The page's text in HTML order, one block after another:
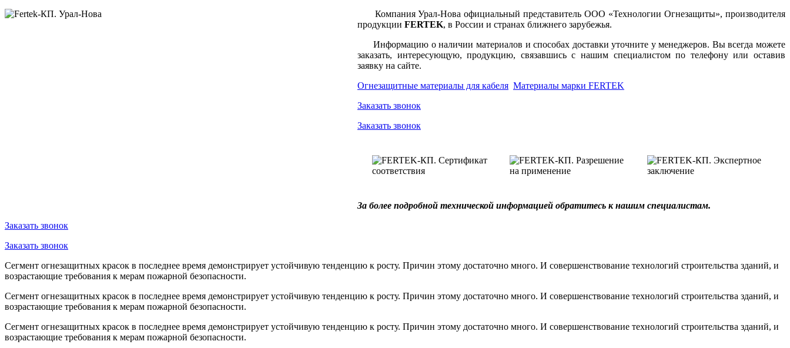
Компания Урал-Нова официальный представитель ООО «Технологии Огнезащиты», производителя
продукции FERTEK, в России и странах ближнего зарубежья.
Информацию о наличии материалов и способах доставки уточните у менеджеров. Вы всегда можете
заказать, интересующую, продукцию, связавшись с нашим специалистом по телефону или оставив
заявку на сайте.
Огнезащитные материалы для кабеля Материалы марки FERTEK
Заказать звонок
Заказать звонок
За более подробной технической информацией обратитесь к нашим специалистам.
Заказать звонок
Заказать звонок
Сегмент огнезащитных красок в последнее время демонстрирует устойчивую тенденцию к росту. Причин этому достаточно много. И совершенствование технологий строительства зданий, и
возрастающие требования к мерам пожарной безопасности.
Сегмент огнезащитных красок в последнее время демонстрирует устойчивую тенденцию к росту. Причин этому достаточно много. И совершенствование технологий строительства зданий, и
возрастающие требования к мерам пожарной безопасности.
Сегмент огнезащитных красок в последнее время демонстрирует устойчивую тенденцию к росту. Причин этому достаточно много. И совершенствование технологий строительства зданий, и
возрастающие требования к мерам пожарной безопасности.